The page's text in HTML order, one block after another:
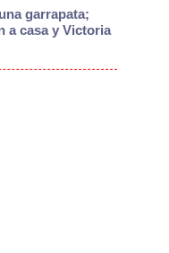
garrapata;
a casa y Victoria